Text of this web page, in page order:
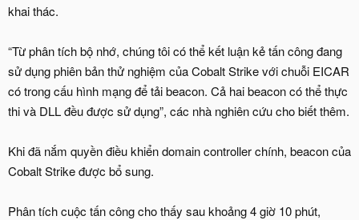
khai thác.
“Từ phân tích bộ nhớ, chúng tôi có thể kết luận kẻ tấn công đang
sử dụng phiên bản thử nghiệm của Cobalt Strike với chuỗi EICAR
có trong cấu hình mạng để tải beacon. Cả hai beacon có thể thực
thi và DLL đều được sử dụng”, các nhà nghiên cứu cho biết thêm.
Khi đã nắm quyền điều khiển domain controller chính, beacon của
Cobalt Strike được bổ sung.
Phân tích cuộc tấn công cho thấy sau khoảng 4 giờ 10 phút,